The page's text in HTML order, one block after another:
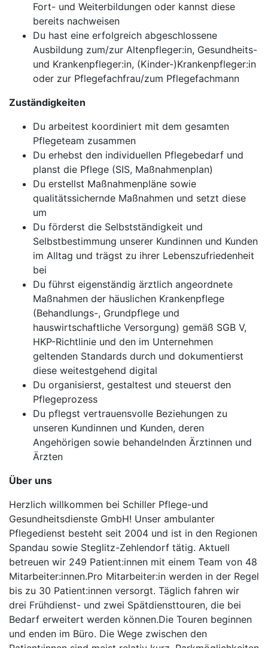
Fort- und Weiterbildungen oder kannst diese
bereits nachweisen
Du hast eine erfolgreich abgeschlossene
Ausbildung zum/zur Altenpfleger:in, Gesundheits-
und Krankenpfleger:in, (Kinder-)Krankenpfleger:in
oder zur Pflegefachfrau/zum Pflegefachmann
Zuständigkeiten
Du arbeitest koordiniert mit dem gesamten
Pflegeteam zusammen
Du erhebst den individuellen Pflegebedarf und
planst die Pflege (SIS, Maßnahmenplan)
Du erstellst Maßnahmenpläne sowie
qualitätssichernde Maßnahmen und setzt diese
um
Du förderst die Selbstständigkeit und
Selbstbestimmung unserer Kundinnen und Kunden
im Alltag und trägst zu ihrer Lebenszufriedenheit
bei
Du führst eigenständig ärztlich angeordnete
Maßnahmen der häuslichen Krankenpflege
(Behandlungs-, Grundpflege und
hauswirtschaftliche Versorgung) gemäß SGB V,
HKP-Richtlinie und den im Unternehmen
geltenden Standards durch und dokumentierst
diese weitestgehend digital
Du organisierst, gestaltest und steuerst den
Pflegeprozess
Du pflegst vertrauensvolle Beziehungen zu
unseren Kundinnen und Kunden, deren
Angehörigen sowie behandelnden Ärztinnen und
Ärzten
Über uns
Herzlich willkommen bei Schiller Pflege-und
Gesundheitsdienste GmbH! Unser ambulanter
Pflegedienst besteht seit 2004 und ist in den Regionen
Spandau sowie Steglitz-Zehlendorf tätig. Aktuell
betreuen wir 249 Patient:innen mit einem Team von 48
Mitarbeiter:innen.Pro Mitarbeiter:in werden in der Regel
bis zu 30 Patient:innen versorgt. Täglich fahren wir
drei Frühdienst- und zwei Spätdiensttouren, die bei
Bedarf erweitert werden können.Die Touren beginnen
und enden im Büro. Die Wege zwischen den